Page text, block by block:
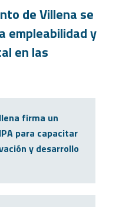
de Villena se
empleabilidad y
en las
firma un
para capacitar
y desarrollo